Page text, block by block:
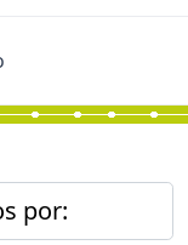
por: